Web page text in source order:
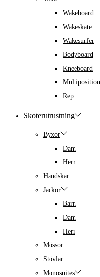
Wakeboard
Wakeskate
Wakesurfer
Bodyboard
Kneeboard
Multiposition
Rep
Skoterutrustning
Byxor
Dam
Herr
Handskar
Jackor
Barn
Dam
Herr
Mössor
Stövlar
Monosuites